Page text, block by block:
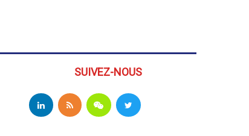
SUIVEZ-NOUS